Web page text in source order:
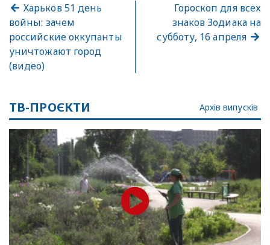
Харьков 51 день
войны: зачем
российские оккупанты
уничтожают город
(видео)
Гороскоп для всех
знаков Зодиака на
субботу, 16 апреля
ТВ-ПРОЄКТИ Архів випусків